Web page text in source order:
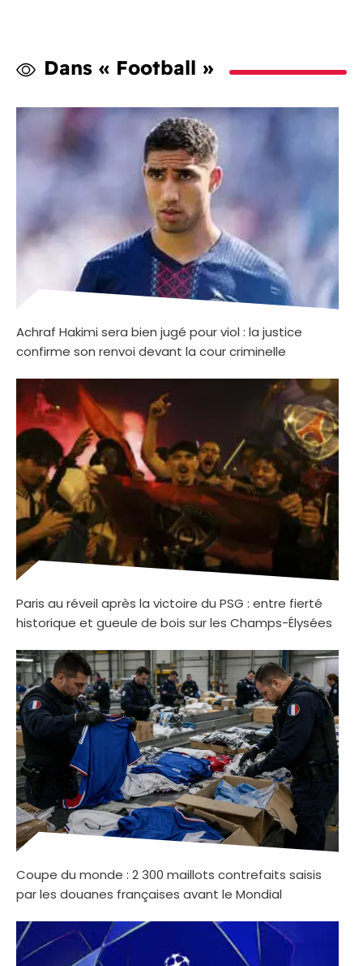
Dans « Football »
Achraf Hakimi sera bien jugé pour viol : la justice
confirme son renvoi devant la cour criminelle
Paris au réveil après la victoire du PSG : entre fierté
historique et gueule de bois sur les Champs-Élysées
Coupe du monde : 2 300 maillots contrefaits saisis
par les douanes françaises avant le Mondial